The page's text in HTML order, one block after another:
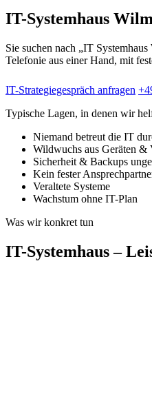
IT-Systemhaus
Sie suchen nach „IT
Telefonie aus einer Hand, mit
IT-Strategiegespräch anfragen
Typische Lagen, in denen wir
Niemand betreut die IT
Wildwuchs aus Geräten &
Sicherheit & Backups
Kein fester
Veraltete Systeme
Wachstum ohne IT-Plan
Was wir konkret tun
IT-Systemhaus –